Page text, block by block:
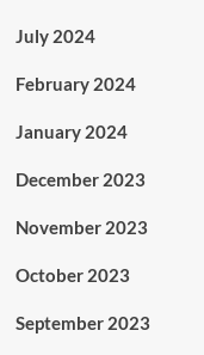
July 2024
February 2024
January 2024
December 2023
November 2023
October 2023
September 2023